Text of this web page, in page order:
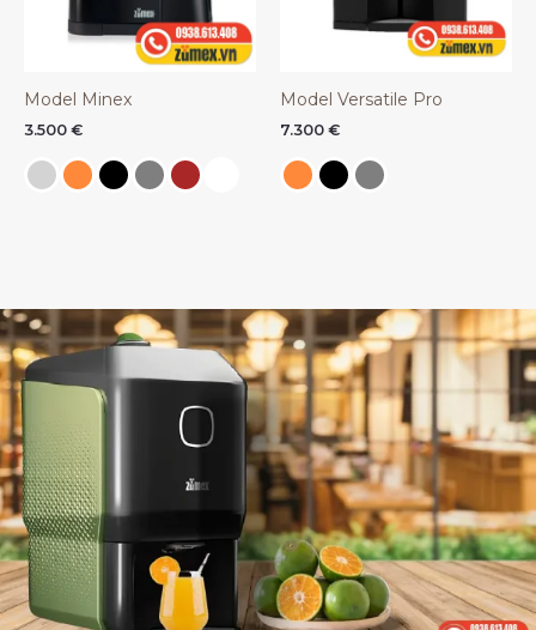
Model Minex
3.500 €
Model Versatile Pro
7.300 €